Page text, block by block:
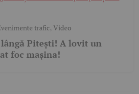
trafic, Video
Pitești! A lovit un
foc mașina!